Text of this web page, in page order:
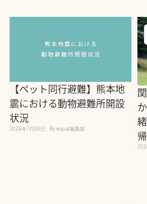
【ペット同行避難】熊本地
震における動物避難所開設
状況
2026年7月30日 By equall編集部